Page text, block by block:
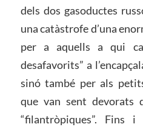
dels dos gasoductes
una catàstrofe d’una
per a aquells a qui
desafavorits” a
sinó també per als
que van sent devorats
“filantròpiques”.